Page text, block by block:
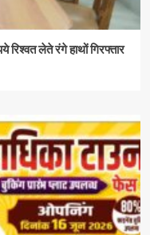
रिश्वत लेते रंगे हाथों गिरफ्तार